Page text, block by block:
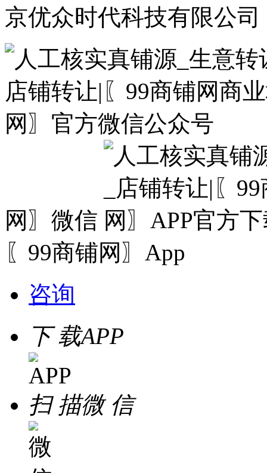
京优众时代科技有限公
网〗微信
〖99商铺网〗App
咨询
下 载APP
扫 描微 信